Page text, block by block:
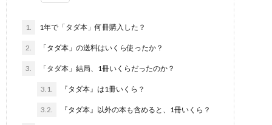
1. 1年で「タダ本」何冊購入した？
2. 「タダ本」の送料はいくら使ったか？
3. 「タダ本」結局、1冊いくらだったのか？
3.1. 『タダ本』は1冊いくら？
3.2. 『タダ本』以外の本も含めると、1冊いくら？